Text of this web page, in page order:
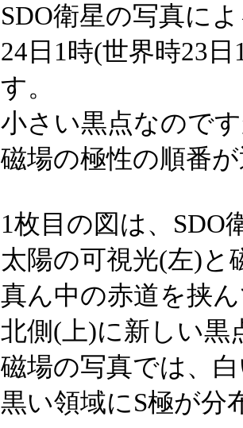
SDO衛星の写真に
24日1時(世界時23
す。
小さい黒点なので
磁場の極性の順番
1枚目の図は、SDO
太陽の可視光(左)と
真ん中の赤道を挟
北側(上)に新しい黒
磁場の写真では、
黒い領域にS極が分